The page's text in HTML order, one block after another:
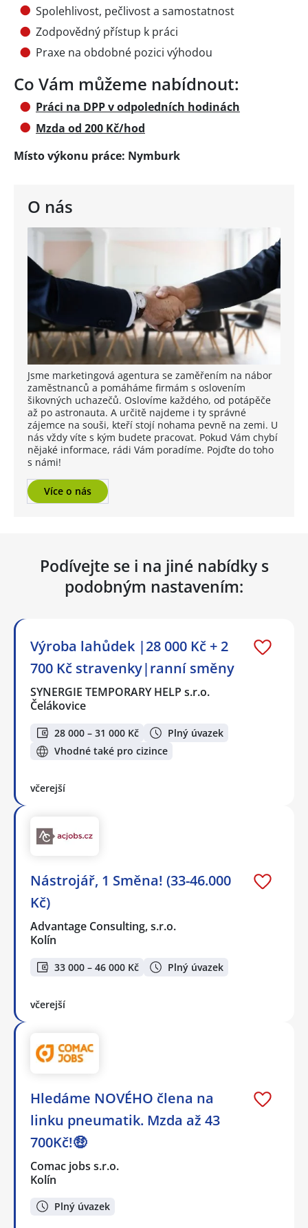
O nás
Jsme marketingová agentura se zaměřením na nábor
zaměstnanců a pomáháme firmám s oslovením
šikovných uchazečů. Oslovíme každého, od potápěče
až po astronauta. A určitě najdeme i ty správné
zájemce na souši, kteří stojí nohama pevně na zemi. U
nás vždy víte s kým budete pracovat. Pokud Vám chybí
nějaké informace, rádi Vám poradíme. Pojďte do toho
s námi!
Více o nás
Spolehlivost, pečlivost a samostatnost
Zodpovědný přístup k práci
Praxe na obdobné pozici výhodou
Co Vám můžeme nabídnout:
Práci na DPP v odpoledních hodinách
Mzda od 200 Kč/hod
Místo výkonu práce: Nymburk
Podívejte se i na jiné nabídky s
podobným nastavením:
Výroba lahůdek |28 000 Kč + 2
700 Kč stravenky|ranní směny
SYNERGIE TEMPORARY HELP s.r.o.
Čelákovice
28 000 – 31 000 Kč
Plný úvazek
Vhodné také pro cizince
včerejší
Nástrojář, 1 Směna! (33-46.000
Kč)
Advantage Consulting, s.r.o.
Kolín
33 000 – 46 000 Kč Plný úvazek
včerejší
Hledáme NOVÉHO člena na
linku pneumatik. Mzda až 43
700Kč!🤑
Comac jobs s.r.o.
Kolín
Plný úvazek